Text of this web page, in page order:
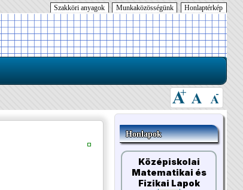
Honlaptérkép
Munkaközösségünk
Szakköri anyagok
Honlapok
Középiskolai
Matematikai és
Fizikai Lapok